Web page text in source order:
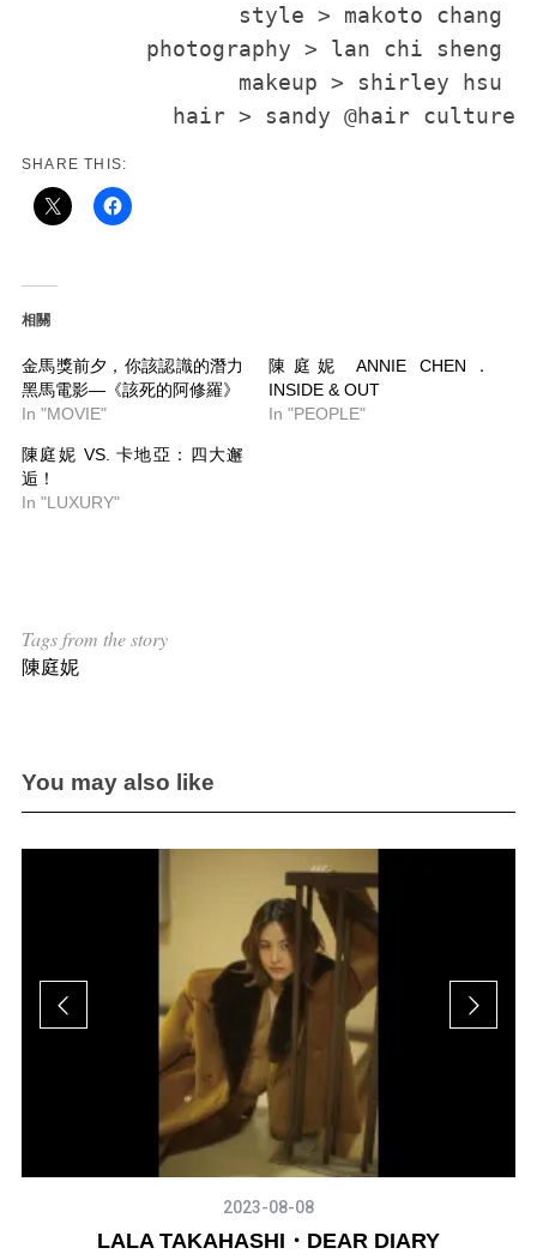
style > makoto chang
photography > lan chi sheng
makeup > shirley hsu
hair > sandy @hair culture
SHARE THIS:
相關
金馬獎前夕，你該認識的潛力
黑馬電影—《該死的阿修羅》
In "MOVIE"
陳庭妮 ANNIE CHEN．
INSIDE & OUT
In "PEOPLE"
陳庭妮 VS. 卡地亞：四大邂
逅！
In "LUXURY"
Tags from the story
陳庭妮
You may also like
2023-08-08
LALA TAKAHASHI・DEAR DIARY